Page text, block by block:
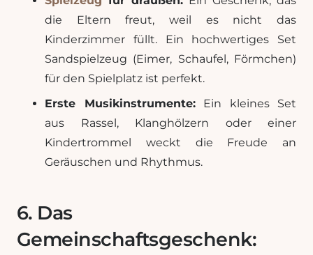
die Eltern freut, weil es nicht das
Kinderzimmer füllt. Ein hochwertiges Set
Sandspielzeug (Eimer, Schaufel, Förmchen)
für den Spielplatz ist perfekt.
Erste Musikinstrumente:Ein kleines Set
aus Rassel, Klanghölzern oder einer
Kindertrommel weckt die Freude an
Geräuschen und Rhythmus.
6. Das
Gemeinschaftsgeschenk: